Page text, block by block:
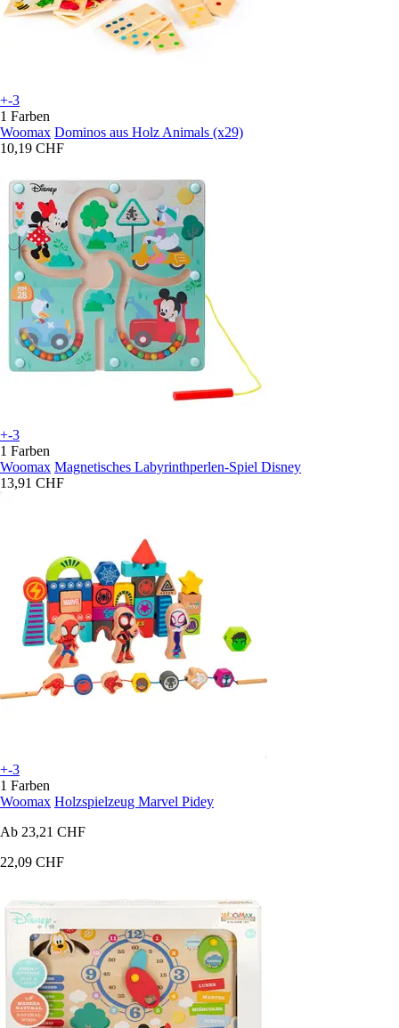
+-3
1 Farben
Woomax Dominos aus Holz Animals (x29)
10,19 CHF
+-3
1 Farben
Woomax Magnetisches Labyrinthperlen-Spiel Disney
13,91 CHF
+-3
1 Farben
Woomax Holzspielzeug Marvel Pidey
Ab 23,21 CHF
22,09 CHF